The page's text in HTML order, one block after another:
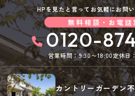
HPを見たと言ってお気軽にお問
無料相談・お電話
0120-
営業時間：9:30〜18:00定休日
カントリーガーデン